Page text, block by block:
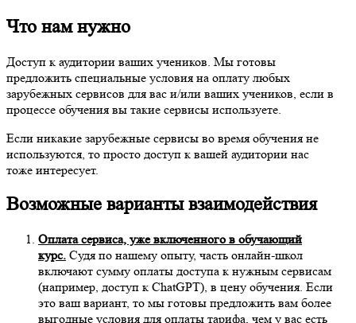
Что нам нужно
Доступ к аудитории ваших учеников. Мы готовы
предложить специальные условия на оплату любых
зарубежных сервисов для вас и/или ваших учеников, если в
процессе обучения вы такие сервисы используете.
Если никакие зарубежные сервисы во время обучения не
используются, то просто доступ к вашей аудитории нас
тоже интересует.
Возможные варианты взаимодействия
Оплата сервиса, уже включенного в обучающий
курс. Судя по нашему опыту, часть онлайн-школ
включают сумму оплаты доступа к нужным сервисам
(например, доступ к ChatGPT), в цену обучения. Если
это ваш вариант, то мы готовы предложить вам более
выгодные условия для оплаты тарифа, чем у вас есть